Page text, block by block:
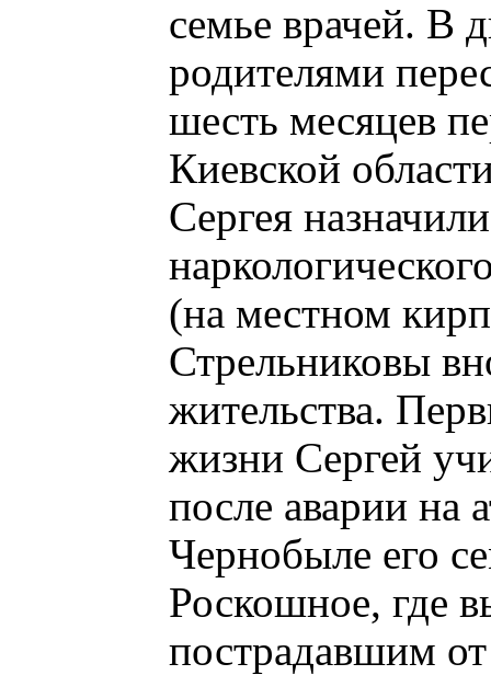
семье врачей. В
родителями
шесть месяцев
Киевской
Сергея
(на местном
Стрельниковы
жительства.
жизни Сергей
после аварии на
Чернобыле его
Роскошное, где
пострадавшим